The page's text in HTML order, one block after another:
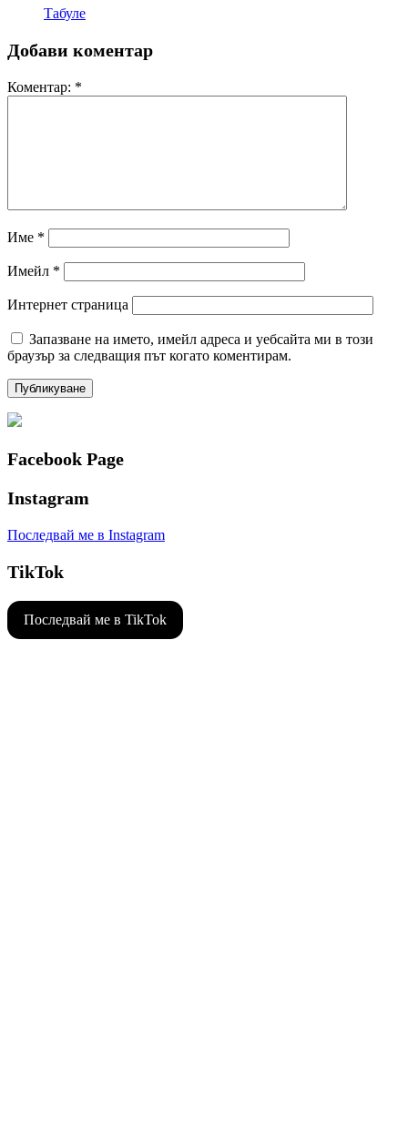
Табуле
Добави коментар
Коментар: *
Име *
Имейл *
Интернет страница
Запазване на името, имейл адреса и уебсайта ми в този
браузър за следващия път когато коментирам.
Facebook Page
Instagram
Последвай ме в Instagram
TikTok
Последвай ме в TikTok